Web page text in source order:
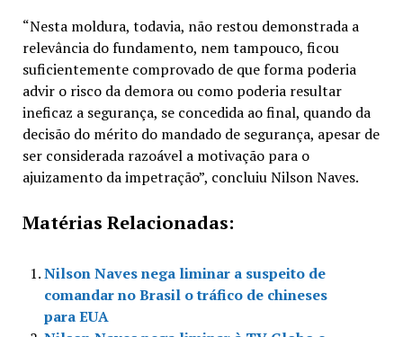
“Nesta moldura, todavia, não restou demonstrada a
relevância do fundamento, nem tampouco, ficou
suficientemente comprovado de que forma poderia
advir o risco da demora ou como poderia resultar
ineficaz a segurança, se concedida ao final, quando da
decisão do mérito do mandado de segurança, apesar de
ser considerada razoável a motivação para o
ajuizamento da impetração”, concluiu Nilson Naves.
Matérias Relacionadas:
Nilson Naves nega liminar a suspeito de
comandar no Brasil o tráfico de chineses
para EUA